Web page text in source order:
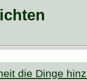
die Dinge